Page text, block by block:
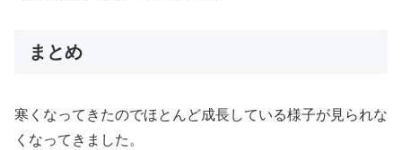
まとめ
寒くなってきたのでほとんど成長している様子が見られな
くなってきました。